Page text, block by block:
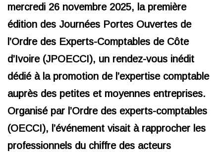
mercredi 26 novembre 2025, la première
édition des Journées Portes Ouvertes de
l’Ordre des Experts-Comptables de Côte
d’Ivoire (JPOECCI), un rendez-vous inédit
dédié à la promotion de l’expertise comptable
auprès des petites et moyennes entreprises.
Organisé par l’Ordre des experts-comptables
(OECCI), l’événement visait à rapprocher les
professionnels du chiffre des acteurs